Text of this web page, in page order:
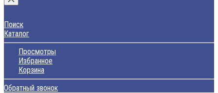
Поиск
Каталог
Просмотры
Избранное
Корзина
Обратный звонок